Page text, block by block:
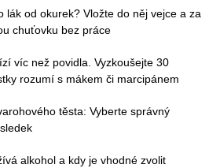
lák od okurek? Vložte do něj vejce a za
chuťovku bez práce
víc než povidla. Vyzkoušejte 30
rozumí s mákem či marcipánem
těsta: Vyberte správný
alkohol a kdy je vhodné zvolit